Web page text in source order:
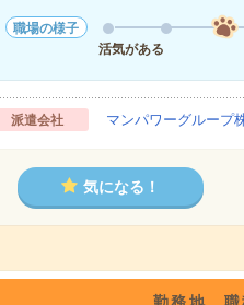
職場の様子
活気がある
派遣会社 マンパワーグループ
気になる！